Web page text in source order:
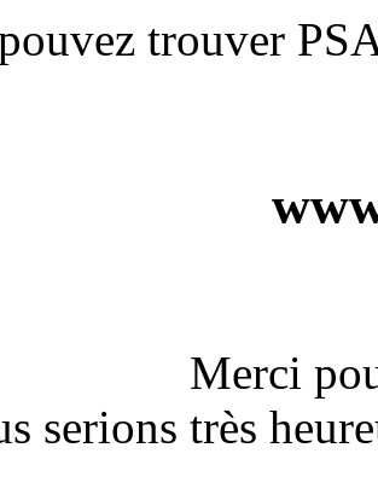
trouver
Merci
serions très